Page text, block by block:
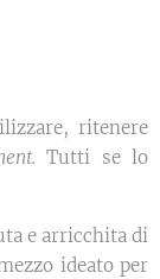
ritenere
Tutti se lo
e arricchita di
ideato per